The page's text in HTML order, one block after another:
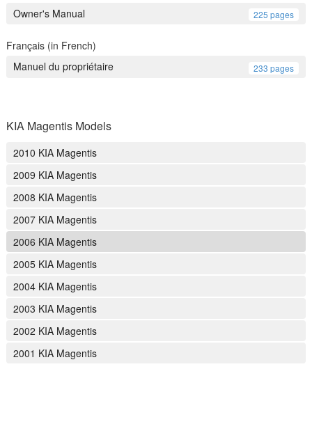
Owner's Manual
225 pages
Français (in French)
Manuel du propriétaire
233 pages
KIA Magentis Models
2010 KIA Magentis
2009 KIA Magentis
2008 KIA Magentis
2007 KIA Magentis
2006 KIA Magentis
2005 KIA Magentis
2004 KIA Magentis
2003 KIA Magentis
2002 KIA Magentis
2001 KIA Magentis